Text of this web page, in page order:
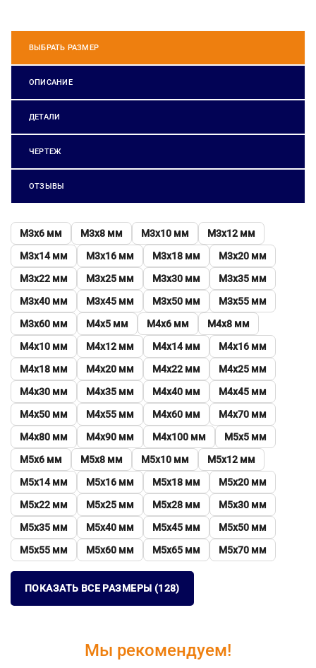
ВЫБРАТЬ РАЗМЕР
ОПИСАНИЕ
ДЕТАЛИ
ЧЕРТЕЖ
ОТЗЫВЫ
М3х6 мм М3х8 мм М3х10 мм
М3х12 мм
М3х14 мм
М3х16 мм М3х18 мм
М3х20 мм
М3х22 мм
М3х25 мм М3х30 мм
М3х35 мм
М3х40 мм
М3х45 мм М3х50 мм
М3х55 мм
М3х60 мм
М4х5 мм М4х6 мм
М4х8 мм
М4х10 мм
М4х12 мм М4х14 мм
М4х16 мм
М4х18 мм
М4х20 мм М4х22 мм
М4х25 мм
М4х30 мм
М4х35 мм М4х40 мм
М4х45 мм
М4х50 мм
М4х55 мм М4х60 мм
М4х70 мм
М4х80 мм
М4х90 мм М4х100 мм
М5х5 мм
М5х6 мм
М5х8 мм М5х10 мм
М5х12 мм
М5х14 мм
М5х16 мм М5х18 мм
М5х20 мм
М5х22 мм
М5х25 мм М5х28 мм
М5х30 мм
М5х35 мм
М5х40 мм М5х45 мм
М5х50 мм
М5х55 мм
М5х60 мм М5х65 мм М5х70 мм
ПОКАЗАТЬ ВСЕ РАЗМЕРЫ (128)
Мы рекомендуем!